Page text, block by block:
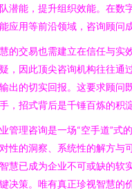
潜能，提升组织效能。在数
应用等前沿领域，咨询顾问
的交易也需建立在信任与实
，因此顶尖咨询机构往往通
出的切实回报。这要求顾
，招式背后是千锤百炼的积淀
管理咨询是一场“空手道”式
性的洞察、系统性的解方与
慧已成为企业不可或缺的软
决策。唯有真正珍视智慧的